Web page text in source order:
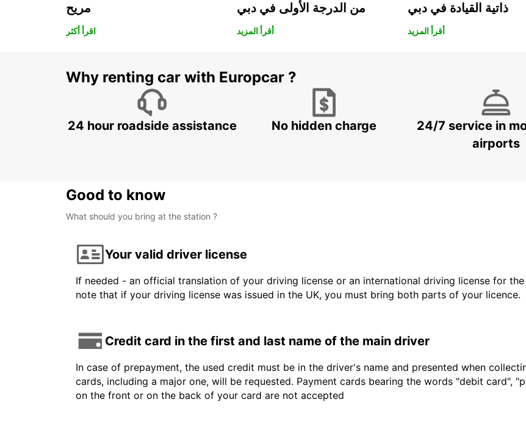
مريح
اقرأ أكثر
من الدرجة الأولى في دبي
أقرأ المزيد
ذاتية القيادة في دبي
أقرأ المزيد
Why renting car with Europcar ?
24 hour roadside assistance No hidden charge
24/7 service in
airports
Good to know
What should you bring at the station ?
Your valid driver license
If needed - an official translation of your driving license or an international driving license for
note that if your driving license was issued in the UK, you must bring both parts of your licence.
Credit card in the first and last name of the main driver
In case of prepayment, the used credit must be in the driver's name and presented when
cards, including a major one, will be requested. Payment cards bearing the words "debit card",
on the front or on the back of your card are not accepted